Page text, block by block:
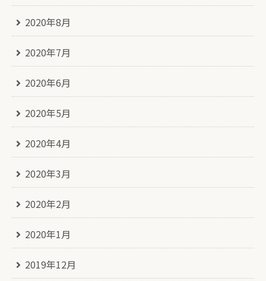
2020年8月
2020年7月
2020年6月
2020年5月
2020年4月
2020年3月
2020年2月
2020年1月
2019年12月